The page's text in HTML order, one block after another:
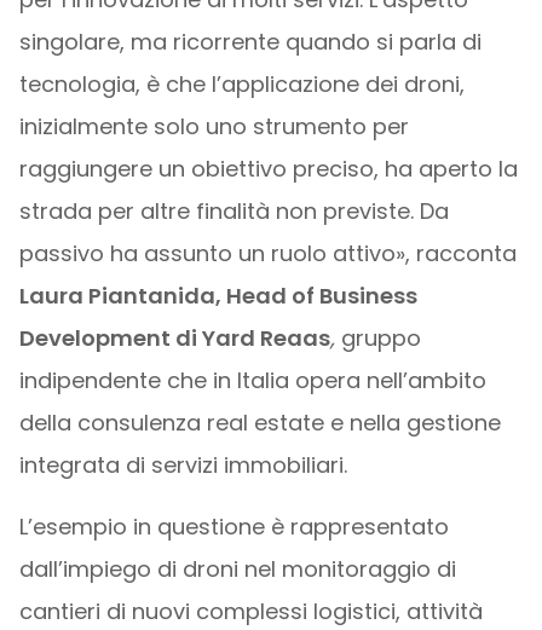
singolare, ma ricorrente quando si parla di
tecnologia, è che l’applicazione dei droni,
inizialmente solo uno strumento per
raggiungere un obiettivo preciso, ha aperto la
strada per altre finalità non previste. Da
passivo ha assunto un ruolo attivo», racconta
Laura Piantanida, Head of Business
Development di Yard Reaas,gruppo
indipendente che in Italia opera nell’ambito
della consulenza real estate e nella gestione
integrata di servizi immobiliari.
L’esempio in questione è rappresentato
dall’impiego di droni nel monitoraggio di
cantieri di nuovi complessi logistici, attività